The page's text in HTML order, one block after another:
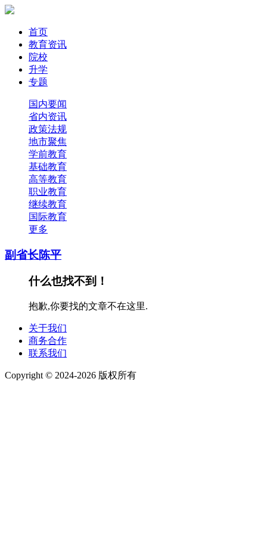
首页
教育资讯
院校
升学
专题
国内要闻
省内资讯
政策法规
地市聚焦
学前教育
基础教育
高等教育
职业教育
继续教育
国际教育
更多
副省长陈平
什么也找不到！
抱歉,你要找的文章不在这里.
关于我们
商务合作
联系我们
Copyright © 2024-2026 版权所有